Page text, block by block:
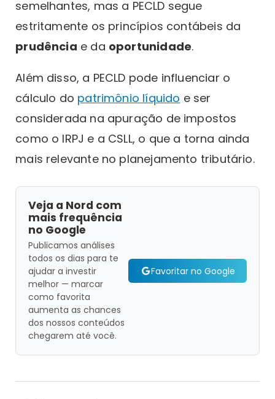
semelhantes, mas a PECLD segue
estritamente os princípios contábeis da
prudência e da oportunidade.
Além disso, a PECLD pode influenciar o
cálculo do patrimônio líquido e ser
considerada na apuração de impostos
como o IRPJ e a CSLL, o que a torna ainda
mais relevante no planejamento tributário.
Veja a Nord com
mais frequência
no Google
Publicamos análises
todos os dias para te
ajudar a investir
melhor — marcar
como favorita
aumenta as chances
dos nossos conteúdos
chegarem até você.
Favoritar no Google